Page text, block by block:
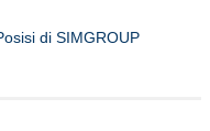
di SIMGROUP